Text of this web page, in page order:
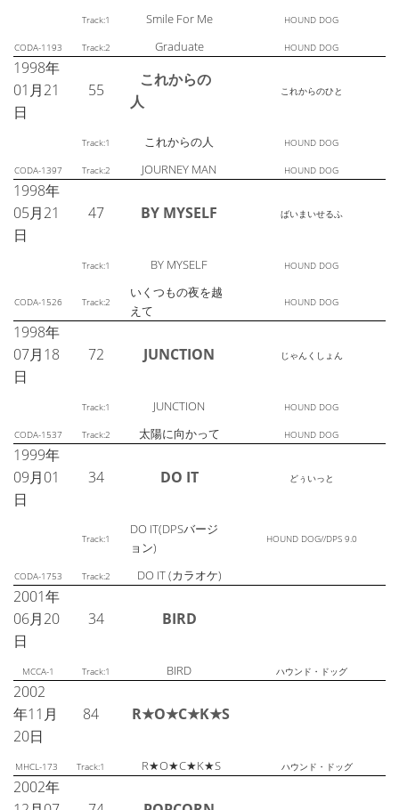
Track:1 Smile For Me HOUND DOG
CODA-1193 Track:2 Graduate HOUND DOG
1998年
01月21
日
55
これからの
人
これからのひと
Track:1 これからの人 HOUND DOG
CODA-1397 Track:2 JOURNEY MAN HOUND DOG
1998年
05月21
日
47 BY MYSELF ばいまいせるふ
Track:1 BY MYSELF HOUND DOG
CODA-1526 Track:2
いくつもの夜を越
えて
HOUND DOG
1998年
07月18
日
72 JUNCTION じゃんくしょん
Track:1 JUNCTION HOUND DOG
CODA-1537 Track:2 太陽に向かって HOUND DOG
1999年
09月01
日
34 DO IT どぅいっと
Track:1
DO IT(DPSバージ
ョン)
HOUND DOG//DPS 9.0
CODA-1753 Track:2 DO IT (カラオケ)
2001年
06月20
日
34 BIRD
MCCA-1 Track:1 BIRD ハウンド・ドッグ
2002
年11月
20日
84 R★O★C★K★S
MHCL-173 Track:1 R★O★C★K★S ハウンド・ドッグ
2002年